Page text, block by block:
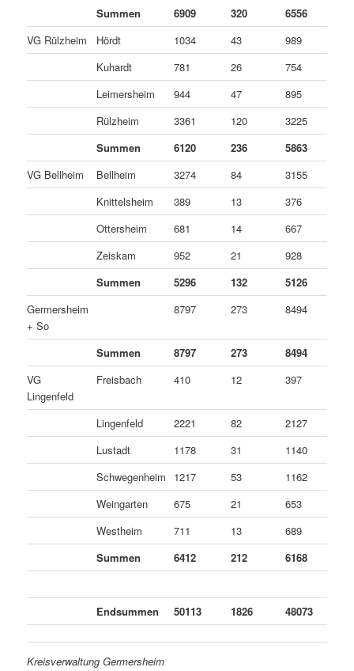
Summen
6909 320 6556
VG Rülzheim
Hördt 1034 43 989
Kuhardt
781 26 754
Leimersheim
944 47 895
Rülzheim
3361 120 3225
Summen
6120 236 5863
VG Bellheim
Bellheim 3274 84 3155
Knittelsheim
389 13 376
Ottersheim
681 14 667
Zeiskam
952 21 928
Summen
5296 132 5126
Germersheim
+ So
8797 273 8494
Summen 8797 273 8494
VG
Lingenfeld
Freisbach 410 12 397
Lingenfeld 2221 82 2127
Lustadt
1178 31 1140
Schwegenheim
1217 53 1162
Weingarten
675 21 653
Westheim
711 13 689
Summen
6412 212 6168
Endsummen 50113 1826 48073
Kreisverwaltung Germersheim